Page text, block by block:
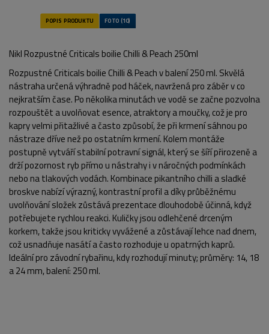
Nikl Rozpustné Criticals boilie Chilli & Peach 250ml
Rozpustné Criticals boilie Chilli & Peach v balení 250 ml. Skvělá
nástraha určená výhradně pod háček, navržená pro záběr v co
nejkratším čase. Po několika minutách ve vodě se začne pozvolna
rozpouštět a uvolňovat esence, atraktory a moučky, což je pro
kapry velmi přitažlivé a často způsobí, že při krmení sáhnou po
nástraze dříve než po ostatním krmení. Kolem montáže
postupně vytváří stabilní potravní signál, který se šíří přirozeně a
drží pozornost ryb přímo u nástrahy i v náročných podmínkách
nebo na tlakových vodách. Kombinace pikantního chilli a sladké
broskve nabízí výrazný, kontrastní profil a díky průběžnému
uvolňování složek zůstává prezentace dlouhodobě účinná, když
potřebujete rychlou reakci. Kuličky jsou odlehčené drceným
korkem, takže jsou kriticky vyvážené a zůstávají lehce nad dnem,
což usnadňuje nasátí a často rozhoduje u opatrných kaprů.
Ideální pro závodní rybařinu, kdy rozhodují minuty; průměry: 14, 18
a 24 mm, balení: 250 ml.